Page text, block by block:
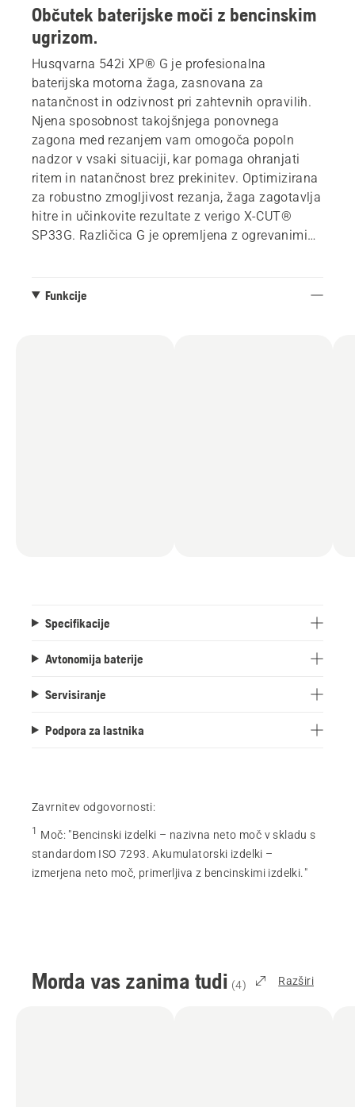
Občutek baterijske moči z bencinskim
ugrizom.
Husqvarna 542i XP® G je profesionalna
baterijska motorna žaga, zasnovana za
natančnost in odzivnost pri zahtevnih opravilih.
Njena sposobnost takojšnjega ponovnega
zagona med rezanjem vam omogoča popoln
nadzor v vsaki situaciji, kar pomaga ohranjati
ritem in natančnost brez prekinitev. Optimizirana
za robustno zmogljivost rezanja, žaga zagotavlja
hitre in učinkovite rezultate z verigo X-CUT®
SP33G. Različica G je opremljena z ogrevanimi
odzivom bencinskega ugriza. Ta edinstvena
Funkcije
Specifikacije
Avtonomija baterije
Servisiranje
Podpora za lastnika
Zavrnitev odgovornosti:
1 Moč: "Bencinski izdelki – nazivna neto moč v skladu s
standardom ISO 7293. Akumulatorski izdelki –
izmerjena neto moč, primerljiva z bencinskimi izdelki."
Morda vas zanima tudi (4) Razširi